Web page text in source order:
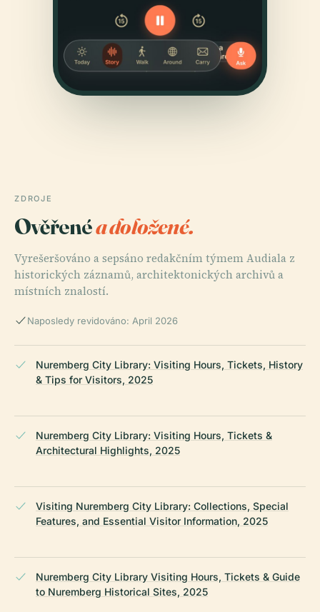
ZDROJE
Ověřenéa doložené.
Vyrešeršováno a sepsáno redakčním týmem Audiala z
historických záznamů, architektonických archivů a
místních znalostí.
Naposledy revidováno: April 2026
Nuremberg City Library: Visiting Hours, Tickets, History
& Tips for Visitors, 2025
Nuremberg City Library: Visiting Hours, Tickets &
Architectural Highlights, 2025
Visiting Nuremberg City Library: Collections, Special
Features, and Essential Visitor Information, 2025
Nuremberg City Library Visiting Hours, Tickets & Guide
to Nuremberg Historical Sites, 2025